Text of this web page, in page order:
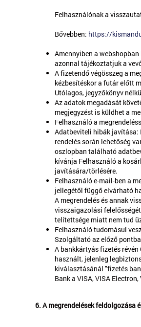
Felhasználónak a
Bővebben: https://
Amennyiben a
azonnal tájékoztatjuk a
A fizetendő végösszeg a
kézbesítéskor a futár előtt
Utólagos, jegyzőkönyv
Az adatok megadását
megjegyzést is küldhet a
Felhasználó a
Adatbeviteli hibák javítása:
rendelés során lehetőség
oszlopban található
kívánja Felhasználó a
javítására/törlésére.
Felhasználó e-mail-ben a
jellegétől függő elvárható
A megrendelés és annak
visszaigazolási
telítettsége miatt nem tud
Felhasználó tudomásul
Szolgáltató az előző
A bankkártyás fizetés
használt, jelenleg
kiválasztásánál "fizetés
Bank a VISA, VISA
6. A megrendelések feldolgozása